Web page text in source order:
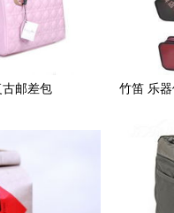
邮差包
竹笛 乐